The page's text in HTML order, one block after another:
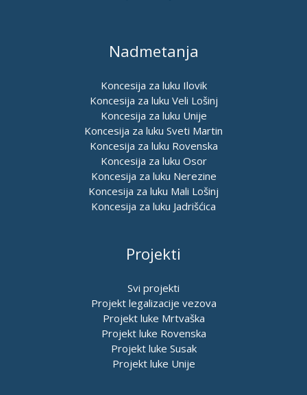
Nadmetanja
Koncesija za luku Ilovik
Koncesija za luku Veli Lošinj
Koncesija za luku Unije
Koncesija za luku Sveti Martin
Koncesija za luku Rovenska
Koncesija za luku Osor
Koncesija za luku Nerezine
Koncesija za luku Mali Lošinj
Koncesija za luku Jadrišćica
Projekti
Svi projekti
Projekt legalizacije vezova
Projekt luke Mrtvaška
Projekt luke Rovenska
Projekt luke Susak
Projekt luke Unije